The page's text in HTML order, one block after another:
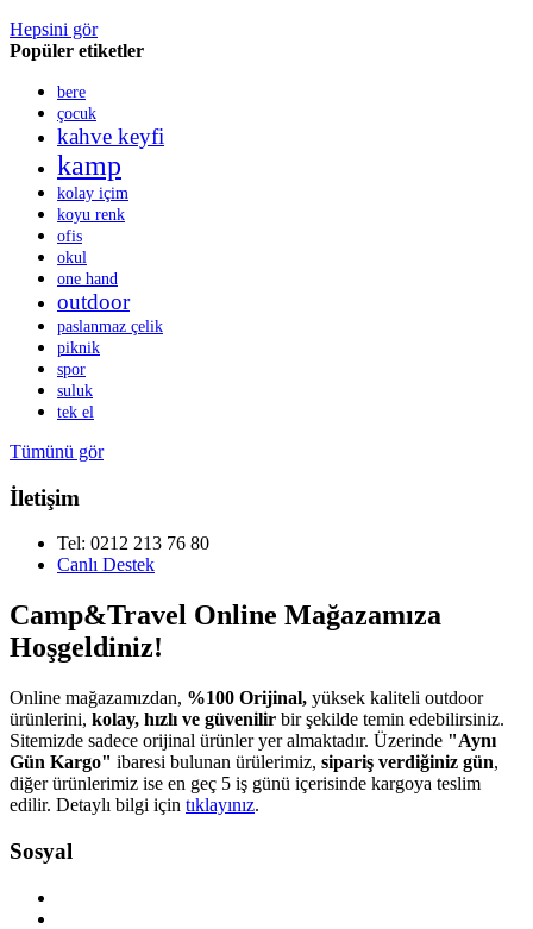
Hepsini gör
Popüler etiketler
bere
çocuk
kahve keyfi
kamp
kolay içim
koyu renk
ofis
okul
one hand
outdoor
paslanmaz çelik
piknik
spor
suluk
tek el
Tümünü gör
İletişim
Tel: 0212 213 76 80
Canlı Destek
Camp&Travel Online Mağazamıza
Hoşgeldiniz!
Online mağazamızdan, %100 Orijinal, yüksek kaliteli outdoor
ürünlerini, kolay, hızlı ve güvenilir bir şekilde temin edebilirsiniz.
Sitemizde sadece orijinal ürünler yer almaktadır. Üzerinde "Aynı
Gün Kargo" ibaresi bulunan ürülerimiz, sipariş verdiğiniz gün,
diğer ürünlerimiz ise en geç 5 iş günü içerisinde kargoya teslim
edilir. Detaylı bilgi için tıklayınız.
Sosyal